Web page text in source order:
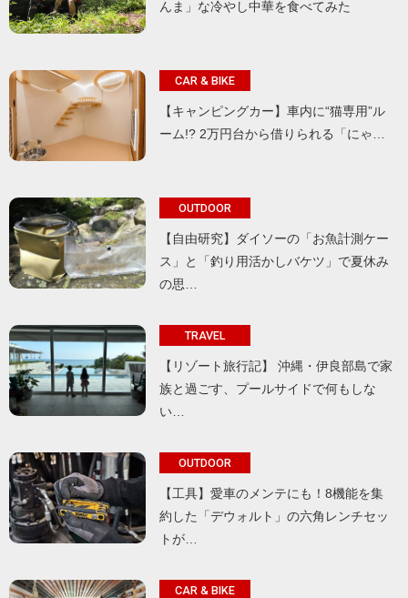
んま」な冷やし中華を食べてみた
CAR & BIKE
【キャンピングカー】車内に“猫専用”ル
ーム!? 2万円台から借りられる「にゃ…
OUTDOOR
【自由研究】ダイソーの「お魚計測ケー
ス」と「釣り用活かしバケツ」で夏休み
の思…
TRAVEL
【リゾート旅行記】 沖縄・伊良部島で家
族と過ごす、プールサイドで何もしな
い…
OUTDOOR
【工具】愛車のメンテにも！8機能を集
約した「デウォルト」の六角レンチセッ
トが…
CAR & BIKE